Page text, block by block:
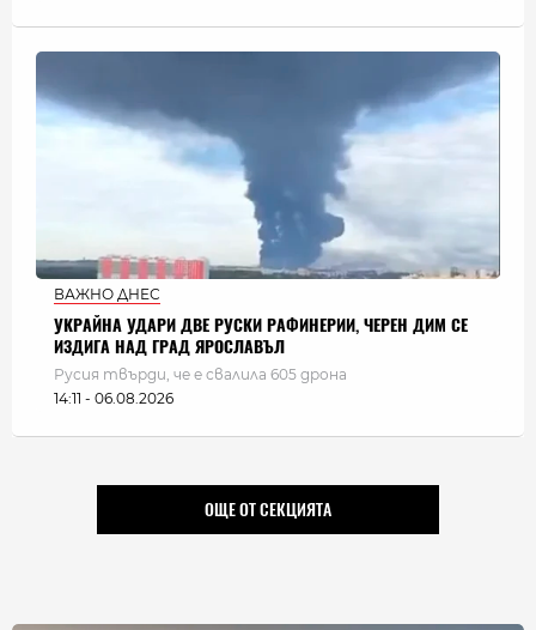
ВАЖНО ДНЕС
УКРАЙНА УДАРИ ДВЕ РУСКИ РАФИНЕРИИ, ЧЕРЕН ДИМ СЕ
ИЗДИГА НАД ГРАД ЯРОСЛАВЪЛ
Русия твърди, че е свалила 605 дрона
14:11 - 06.08.2026
ОЩЕ ОТ СЕКЦИЯТА